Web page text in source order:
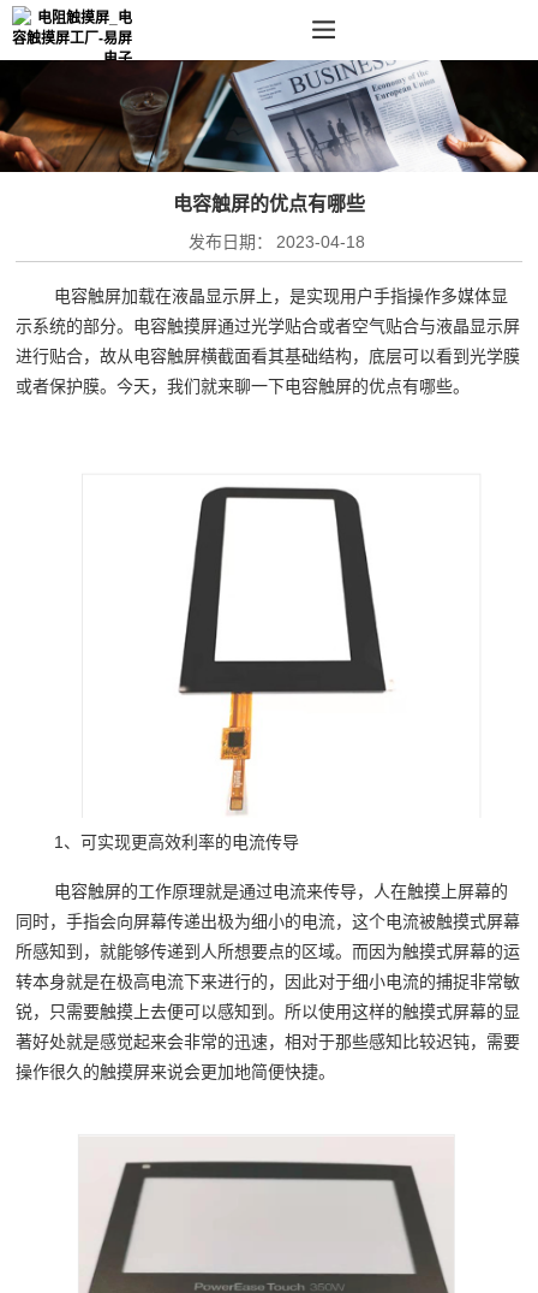
电容触屏的优点有哪些
发布日期： 2023-04-18
电容触屏加载在液晶显示屏上，是实现用户手指操作多媒体显
示系统的部分。电容触摸屏通过光学贴合或者空气贴合与液晶显示屏
进行贴合，故从电容触屏横截面看其基础结构，底层可以看到光学膜
或者保护膜。今天，我们就来聊一下电容触屏的优点有哪些。
1、可实现更高效利率的电流传导
电容触屏的工作原理就是通过电流来传导，人在触摸上屏幕的
同时，手指会向屏幕传递出极为细小的电流，这个电流被触摸式屏幕
所感知到，就能够传递到人所想要点的区域。而因为触摸式屏幕的运
转本身就是在极高电流下来进行的，因此对于细小电流的捕捉非常敏
锐，只需要触摸上去便可以感知到。所以使用这样的触摸式屏幕的显
著好处就是感觉起来会非常的迅速，相对于那些感知比较迟钝，需要
操作很久的触摸屏来说会更加地简便快捷。